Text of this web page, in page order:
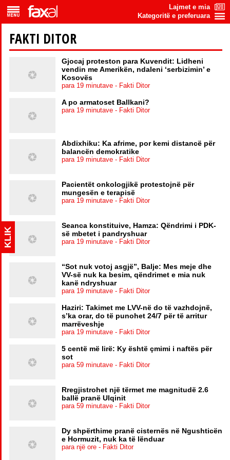
Lajmet e mia
Kategoritë e preferuara
FAKTI DITOR
Gjocaj proteston para Kuvendit: Lidheni
vendin me Amerikën, ndaleni ‘serbizimin’ e
Kosovës
para 19 minutave - Fakti Ditor
A po armatoset Ballkani?
para 19 minutave - Fakti Ditor
Abdixhiku: Ka afrime, por kemi distancë për
balancën demokratike
para 19 minutave - Fakti Ditor
Pacientët onkologjikë protestojnë për
mungesën e terapisë
para 19 minutave - Fakti Ditor
Seanca konstituive, Hamza: Qëndrimi i PDK-
së mbetet i pandryshuar
para 19 minutave - Fakti Ditor
“Sot nuk votoj asgjë”, Balje: Mes meje dhe
VV-së nuk ka besim, qëndrimet e mia nuk
kanë ndryshuar
para 19 minutave - Fakti Ditor
Haziri: Takimet me LVV-në do të vazhdojnë,
s’ka orar, do të punohet 24/7 për të arritur
marrëveshje
para 19 minutave - Fakti Ditor
5 centë më lirë: Ky është çmimi i naftës për
sot
para 59 minutave - Fakti Ditor
Rregjistrohet një tërmet me magnitudë 2.6
ballë pranë Ulqinit
para 59 minutave - Fakti Ditor
Dy shpërthime pranë cisternës në Ngushticën
e Hormuzit, nuk ka të lënduar
para një ore - Fakti Ditor
KLIK